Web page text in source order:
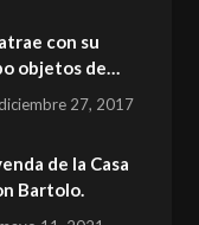
con su
objetos de
diciembre 27, 2017
de la Casa
Bartolo.